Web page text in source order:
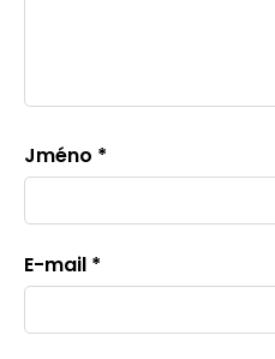
Jméno *
E-mail *